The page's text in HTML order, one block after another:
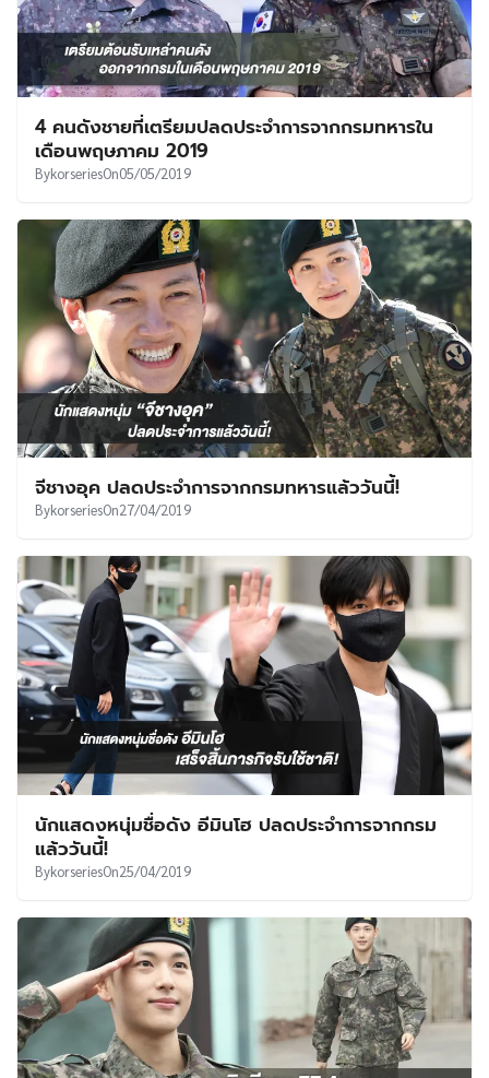
4 คนดังชายที่เตรียมปลดประจำการจากกรมทหารใน
เดือนพฤษภาคม 2019
BykorseriesOn05/05/2019
จีชางอุค ปลดประจำการจากกรมทหารแล้ววันนี้!
BykorseriesOn27/04/2019
นักแสดงหนุ่มชื่อดัง อีมินโฮ ปลดประจำการจากกรม
แล้ววันนี้!
BykorseriesOn25/04/2019